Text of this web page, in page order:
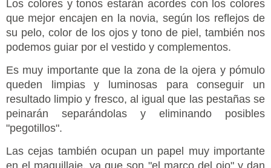
Los colores y tonos estarán acordes con los colores
que mejor encajen en la novia, según los reflejos de
su pelo, color de los ojos y tono de piel, también nos
podemos guiar por el vestido y complementos.
Es muy importante que la zona de la ojera y pómulo
queden limpias y luminosas para conseguir un
resultado limpio y fresco, al igual que las pestañas se
peinarán separándolas y eliminando posibles
"pegotillos".
Las cejas también ocupan un papel muy importante